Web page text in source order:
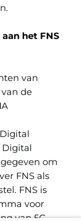
het FNS
van
de
Digital
om
FNS als
FNS is
voor
van 5G